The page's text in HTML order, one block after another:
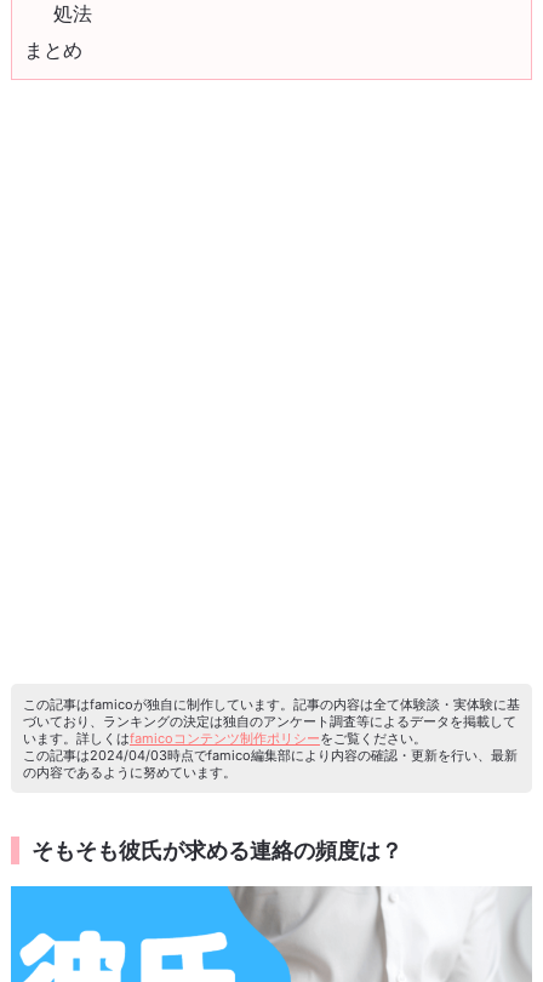
処法
まとめ
この記事はfamicoが独自に制作しています。記事の内容は全て体験談・実体験に基
づいており、ランキングの決定は独自のアンケート調査等によるデータを掲載して
います。詳しくはfamicoコンテンツ制作ポリシーをご覧ください。
この記事は2024/04/03時点でfamico編集部により内容の確認・更新を行い、最新
の内容であるように努めています。
そもそも彼氏が求める連絡の頻度は？